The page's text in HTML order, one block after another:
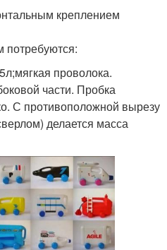
креплением
потребуются:
проволока.
части. Пробка
С противоположной вырезу
делается масса